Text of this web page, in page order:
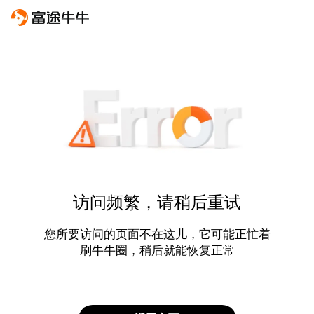
访问频繁，请稍后重试
您所要访问的页面不在这儿，它可能正忙着
刷牛牛圈，稍后就能恢复正常